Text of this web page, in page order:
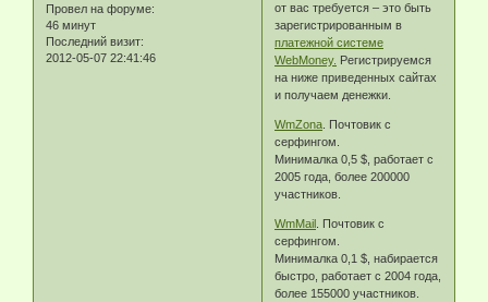
Провел на форуме:
46 минут
Последний визит:
2012-05-07 22:41:46
от вас требуется – это быть
зарегистрированным в
платежной системе
WebMoney. Регистрируемся
на ниже приведенных сайтах
и получаем денежки.
WmZona . Почтовик с
серфингом.
Минималка 0,5 $, работает с
2005 года, более 200000
участников.
WmMail . Почтовик с
серфингом.
Минималка 0,1 $, набирается
быстро, работает с 2004 года,
более 155000 участников.